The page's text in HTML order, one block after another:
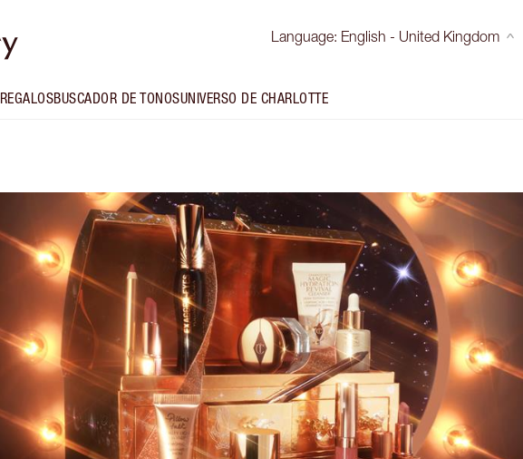
Language: English - United Kingdom
REGALOSBUSCADOR DE TONOSUNIVERSO DE CHARLOTTE